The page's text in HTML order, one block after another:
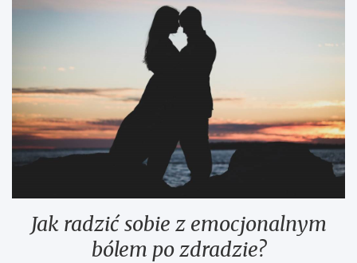
Jak radzić sobie z emocjonalnym
bólem po zdradzie?